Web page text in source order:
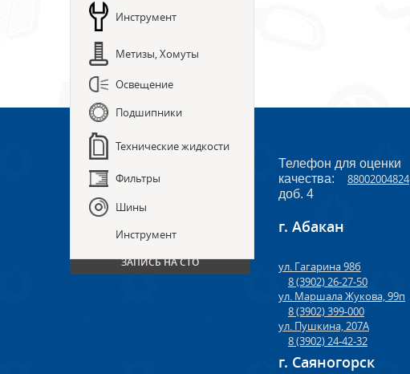
Инструмент
Метизы, Хомуты
Освещение
Подшипники
Технические жидкости
Фильтры
Шины
Инструмент
ПРЕДЗАКАЗ ЗАПЧАСТЕЙ
ЗАПИСЬ НА СТО
Телефон для оценки
качества:
88002004824
доб. 4
г. Абакан
ул. Гагарина 98б
8 (3902) 26-27-50
ул. Маршала Жукова, 99п
8 (3902) 399-000
ул. Пушкина, 207А
8 (3902) 24-42-32
г. Саяногорск